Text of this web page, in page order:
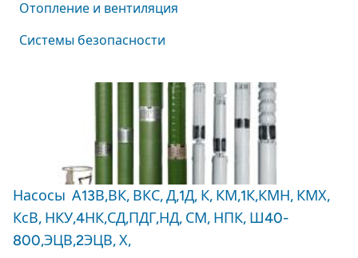
Отопление и вентиляция
Системы безопасности
Насосы А13В,ВК, ВКС, Д,1Д, К, КМ,1К,КМН, КМХ,
КсВ, НКУ,4НК,СД,ПДГ,НД, СМ, НПК, Ш40-
800,ЭЦВ,2ЭЦВ, Х,